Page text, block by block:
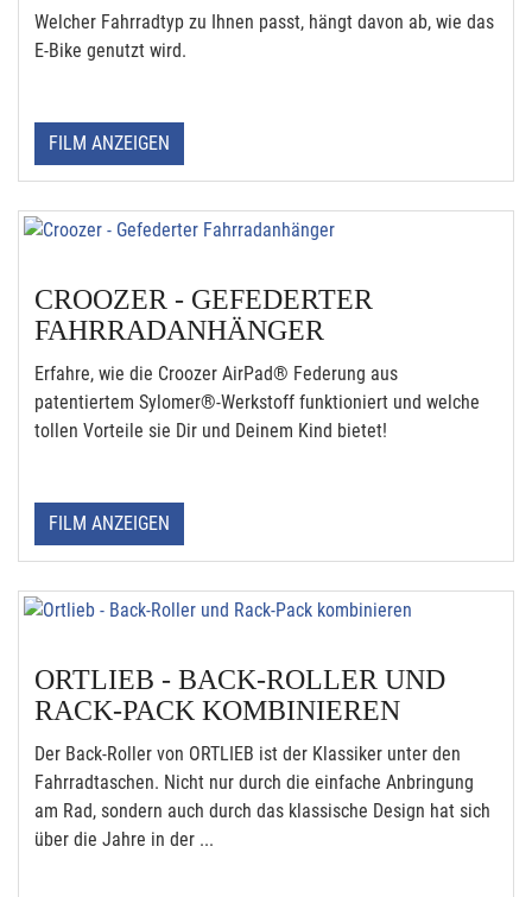
Welcher Fahrradtyp zu Ihnen passt, hängt davon ab, wie das
E-Bike genutzt wird.
FILM ANZEIGEN
CROOZER - GEFEDERTER
FAHRRADANHÄNGER
Erfahre, wie die Croozer AirPad® Federung aus
patentiertem Sylomer®-Werkstoff funktioniert und welche
tollen Vorteile sie Dir und Deinem Kind bietet!
FILM ANZEIGEN
ORTLIEB - BACK-ROLLER UND
RACK-PACK KOMBINIEREN
Der Back-Roller von ORTLIEB ist der Klassiker unter den
Fahrradtaschen. Nicht nur durch die einfache Anbringung
am Rad, sondern auch durch das klassische Design hat sich
über die Jahre in der ...